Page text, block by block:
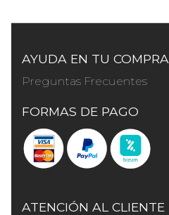
AYUDA EN TU COMPRA
Preguntas Frecuentes
FORMAS DE PAGO
ATENCIÓN AL CLIENTE